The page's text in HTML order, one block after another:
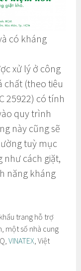
có kháng
xử lý ở công
chất (theo tiêu
25922) có tính
quy trình
này cũng sẽ
tuỳ mục
như cách giặt,
năng kháng
trang hỗ trợ
một số nhà cung
VINATEX, Việt